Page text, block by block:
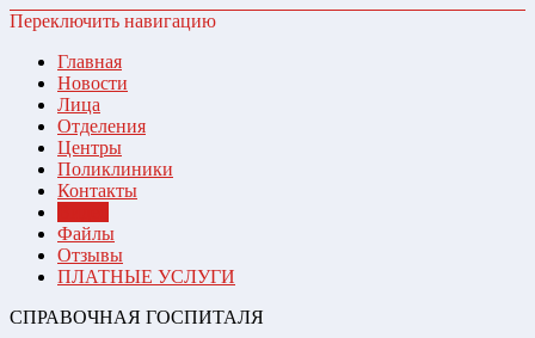
Переключить навигацию
Главная
Новости
Лица
Отделения
Центры
Поликлиники
Контакты
Файлы
Отзывы
ПЛАТНЫЕ УСЛУГИ
СПРАВОЧНАЯ ГОСПИТАЛЯ